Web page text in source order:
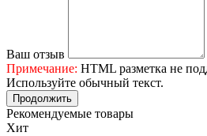
Ваш отзыв
Примечание: HTML разметка не
Используйте обычный текст.
Продолжить
Рекомендуемые товары
Хит